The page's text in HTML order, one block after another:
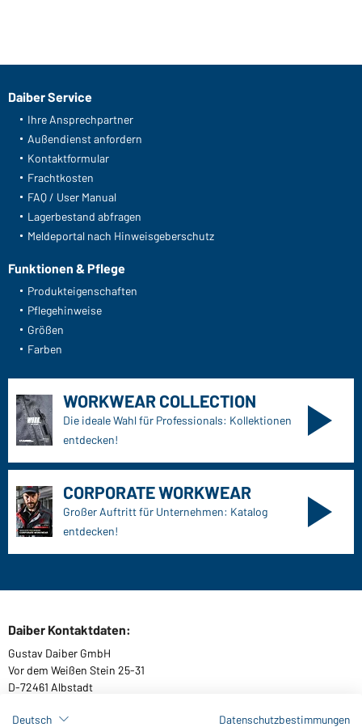
Daiber Service
Ihre Ansprechpartner
Außendienst anfordern
Kontaktformular
Frachtkosten
FAQ / User Manual
Lagerbestand abfragen
Meldeportal nach Hinweisgeberschutz
Funktionen & Pflege
Produkteigenschaften
Pflegehinweise
Größen
Farben
WORKWEAR COLLECTION
Die ideale Wahl für Professionals: Kollektionen
entdecken!
CORPORATE WORKWEAR
Großer Auftritt für Unternehmen: Katalog
entdecken!
Daiber Kontaktdaten:
Gustav Daiber GmbH
Vor dem Weißen Stein 25-31
D-72461 Albstadt
Deutsch Datenschutzbestimmungen